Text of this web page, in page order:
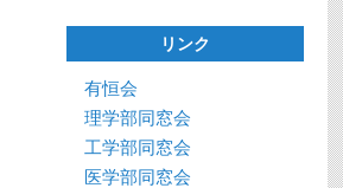
リンク
有恒会
理学部同窓会
工学部同窓会
医学部同窓会